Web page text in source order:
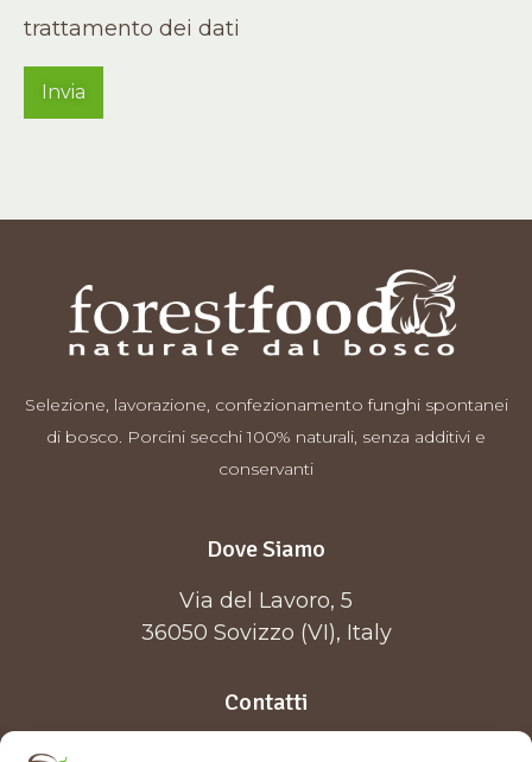
trattamento dei dati
Selezione, lavorazione, confezionamento funghi spontanei
di bosco. Porcini secchi 100% naturali, senza additivi e
conservanti
Dove Siamo
Via del Lavoro, 5
36050 Sovizzo (VI), Italy
Contatti